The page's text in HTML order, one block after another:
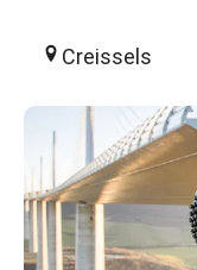
Creissels